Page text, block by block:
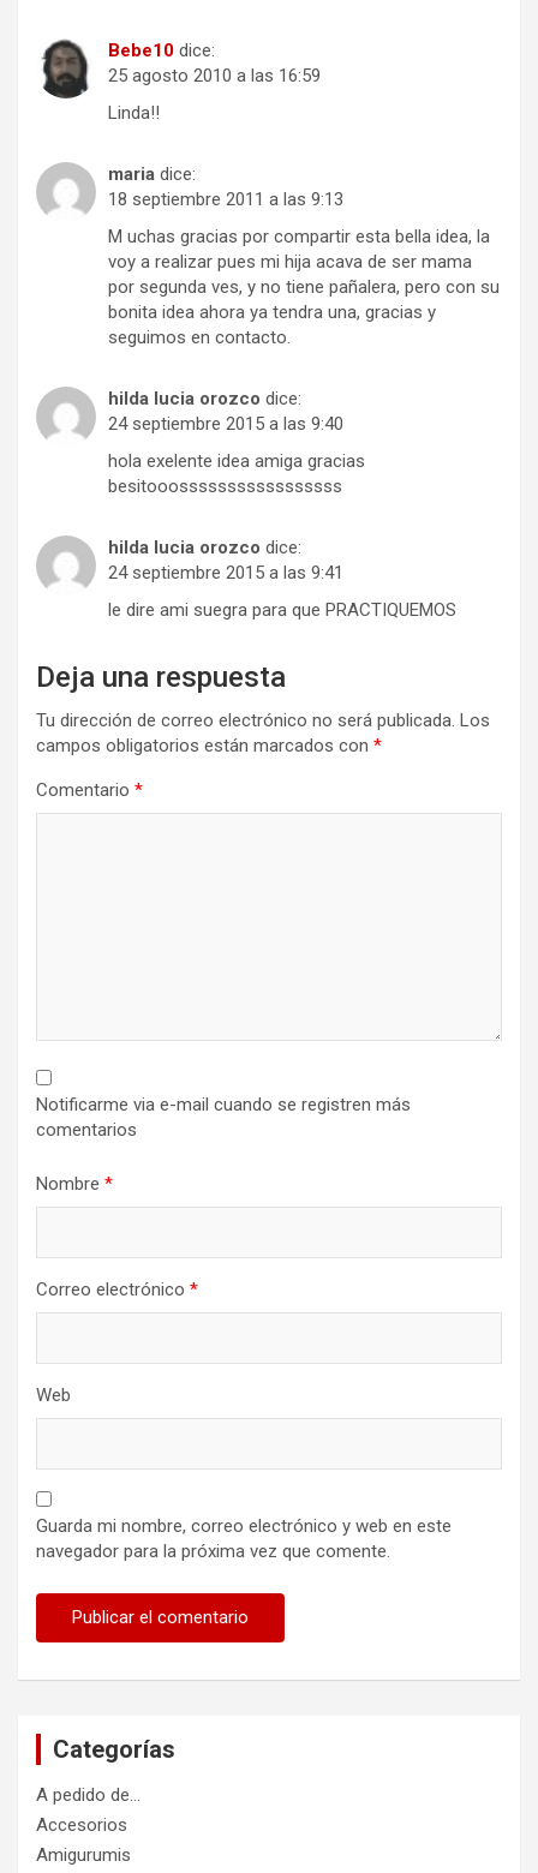
Bebe10 dice:
25 agosto 2010 a las 16:59
Linda!!
maria dice:
18 septiembre 2011 a las 9:13
M uchas gracias por compartir esta bella idea, la
voy a realizar pues mi hija acava de ser mama
por segunda ves, y no tiene pañalera, pero con su
bonita idea ahora ya tendra una, gracias y
seguimos en contacto.
hilda lucia orozco dice:
24 septiembre 2015 a las 9:40
hola exelente idea amiga gracias
besitooosssssssssssssssss
hilda lucia orozco dice:
24 septiembre 2015 a las 9:41
le dire ami suegra para que PRACTIQUEMOS
Deja una respuesta
Tu dirección de correo electrónico no será publicada. Los
campos obligatorios están marcados con *
Comentario *
Notificarme via e-mail cuando se registren más
comentarios
Nombre *
Correo electrónico *
Web
Guarda mi nombre, correo electrónico y web en este
navegador para la próxima vez que comente.
Categorías
A pedido de…
Accesorios
Amigurumis